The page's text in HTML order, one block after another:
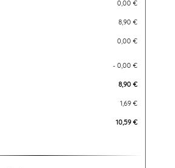
0,00 €
8,90 €
0,00 €
- 0,00 €
8,90€
1,69€
10,59€